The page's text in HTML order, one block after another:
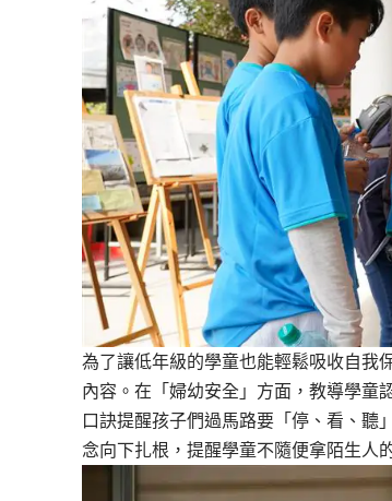
為了讓低年級的學童也能輕鬆吸收自我
內容。在「婦幼安全」方面，教導學童
口訣提醒孩子們過馬路要「停、看、聽
念向下扎根，提醒學童不隨便拿陌生人